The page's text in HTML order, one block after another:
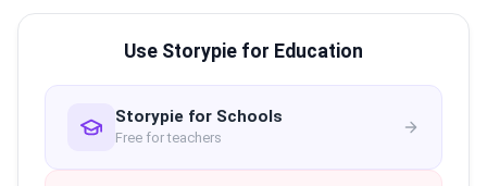
Use Storypie for Education
Storypie for Schools
Free for teachers